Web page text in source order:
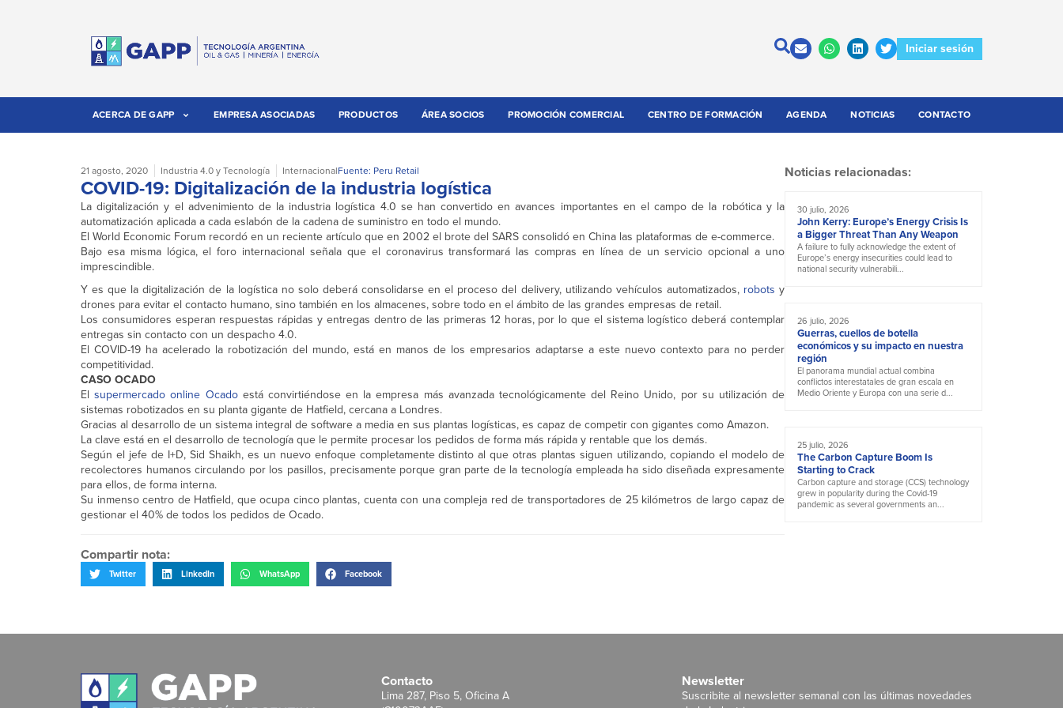
Iniciar sesión
ACERCA DE GAPP EMPRESA ASOCIADAS PRODUCTOS ÁREA SOCIOS PROMOCIÓN COMERCIAL CENTRO DE FORMACIÓN AGENDA NOTICIAS CONTACTO
21 agosto, 2020 Industria 4.0 y Tecnología InternacionalFuente: Peru Retail
COVID-19: Digitalización de la industria logística
La digitalización y el advenimiento de la industria logística 4.0 se han convertido en avances importantes en el campo de la robótica y la
automatización aplicada a cada eslabón de la cadena de suministro en todo el mundo.
El World Economic Forum recordó en un reciente artículo que en 2002 el brote del SARS consolidó en China las plataformas de e-commerce.
Bajo esa misma lógica, el foro internacional señala que el coronavirus transformará las compras en línea de un servicio opcional a uno
imprescindible.
Y es que la digitalización de la logística no solo deberá consolidarse en el proceso del delivery, utilizando vehículos automatizados, robots y
drones para evitar el contacto humano, sino también en los almacenes, sobre todo en el ámbito de las grandes empresas de retail.
Los consumidores esperan respuestas rápidas y entregas dentro de las primeras 12 horas, por lo que el sistema logístico deberá contemplar
entregas sin contacto con un despacho 4.0.
El COVID-19 ha acelerado la robotización del mundo, está en manos de los empresarios adaptarse a este nuevo contexto para no perder
competitividad.
CASO OCADO
Elsupermercado online Ocadoestá convirtiéndose en la empresa más avanzada tecnológicamente del Reino Unido, por su utilización de
sistemas robotizados en su planta gigante de Hatfield, cercana a Londres.
Gracias al desarrollo de un sistema integral de software a media en sus plantas logísticas, es capaz de competir con gigantes como Amazon.
La clave está en el desarrollo de tecnología que le permite procesar los pedidos de forma más rápida y rentable que los demás.
Según el jefe de I+D, Sid Shaikh, es un nuevo enfoque completamente distinto al que otras plantas siguen utilizando, copiando el modelo de
recolectores humanos circulando por los pasillos, precisamente porque gran parte de la tecnología empleada ha sido diseñada expresamente
para ellos, de forma interna.
Su inmenso centro de Hatfield, que ocupa cinco plantas, cuenta con una compleja red de transportadores de 25 kilómetros de largo capaz de
gestionar el 40% de todos los pedidos de Ocado.
Compartir nota:
Twitter LinkedIn WhatsApp Facebook
Noticias relacionadas:
30 julio, 2026
John Kerry: Europe’s Energy Crisis Is
a Bigger Threat Than Any Weapon
A failure to fully acknowledge the extent of
Europe’s energy insecurities could lead to
national security vulnerabili...
26 julio, 2026
Guerras, cuellos de botella
económicos y su impacto en nuestra
región
El panorama mundial actual combina
conflictos interestatales de gran escala en
Medio Oriente y Europa con una serie d...
25 julio, 2026
The Carbon Capture Boom Is
Starting to Crack
Carbon capture and storage (CCS) technology
grew in popularity during the Covid-19
pandemic as several governments an...
Contacto
Lima 287, Piso 5, Oficina A
Newsletter
Suscribite al newsletter semanal con las últimas novedades